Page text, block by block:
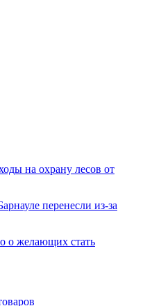
на охрану лесов от
перенесли из-за
о желающих стать